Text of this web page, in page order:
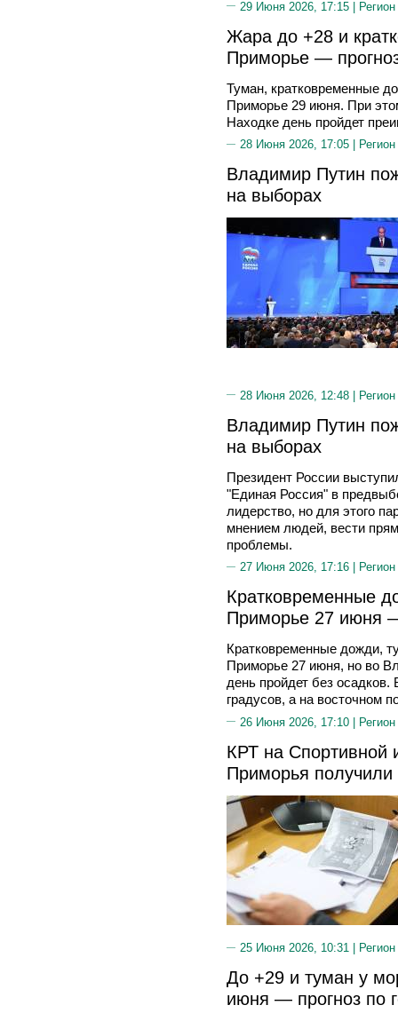
29 Июня 2026, 17:15 |
Жара до +28 и
Приморье —
Туман, кратковременные
Приморье 29 июня. При
Находке день пройдет
28 Июня 2026, 17:05 |
Владимир Путин
на выборах
28 Июня 2026, 12:48 |
Владимир Путин
на выборах
Президент России
"Единая Россия" в
лидерство, но для этого
мнением людей, вести
проблемы.
27 Июня 2026, 17:16 |
Кратковременные
Приморье 27 июня
Кратковременные дожди,
Приморье 27 июня, но во
день пройдет без
градусов, а на восточном
26 Июня 2026, 17:10 |
КРТ на Спортивной
Приморья получили
25 Июня 2026, 10:31 |
До +29 и туман у
июня — прогноз по